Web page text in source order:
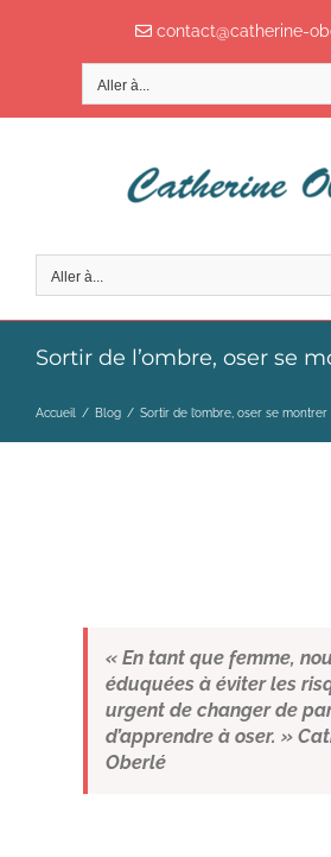
contact@catherine-
Aller à...
Aller à...
Sortir de l’ombre, oser se
Accueil / Blog / Sortir de l’ombre, oser se montrer
« En tant que femme,
éduquées à éviter les
urgent de changer de
d’apprendre à oser. »
Oberlé